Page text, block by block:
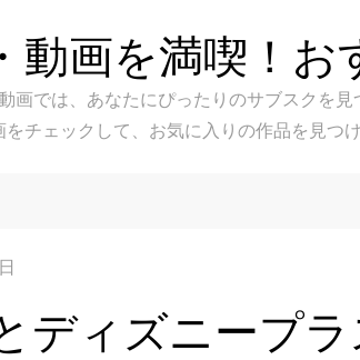
動画を満喫！
では、あなたにぴったりのサブスクを見
チェックして、お気に入りの作品を見つ
ディズニープ